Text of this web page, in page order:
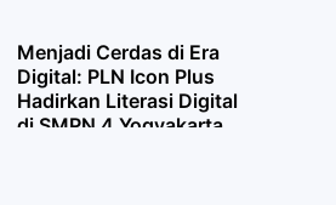
Menjadi Cerdas di Era
Digital: PLN Icon Plus
Hadirkan Literasi Digital
di SMPN 4 Yogyakarta